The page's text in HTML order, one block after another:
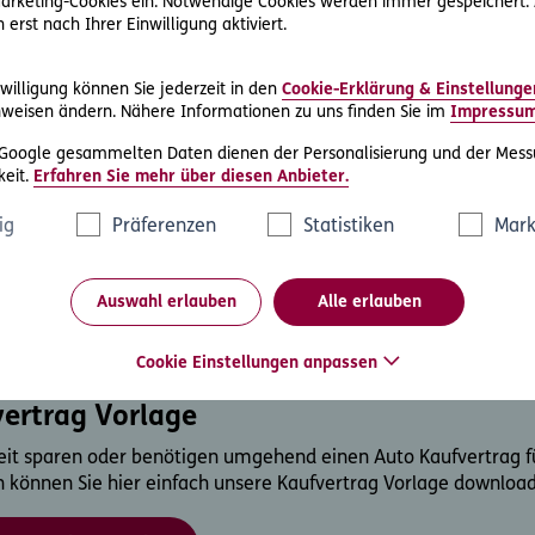
erst nach Ihrer Einwilligung aktiviert.
können Sie jederzeit in den Cookie-Erklärung &
ändern. Nähere Informationen zu uns finden Sie im
gesammelten Daten dienen der Personalisierung und der
Erfahren Sie mehr über diesen Anbieter.
Präferenzen Statistiken
Auswahl erlauben Alle erlauben
Cookie Einstellungen anpassen
sofortigen Ummeldung des Autos
stehen, die den Käufer des Fahrzeuges zur
Erhalt aller notwendiger Unterlagen
eine Liste mit allen übergebenen
anzuführen. Welche Unterlagen übergeben werden
Erhalt des Geldes vom Verkäufer bestätigt werden.
& Unterschrift von
wird der Kaufvertrag gültig.
Vorlage
sparen oder benötigen umgehend einen Auto Kaufvertrag
können Sie hier einfach unsere Kaufvertrag Vorlage